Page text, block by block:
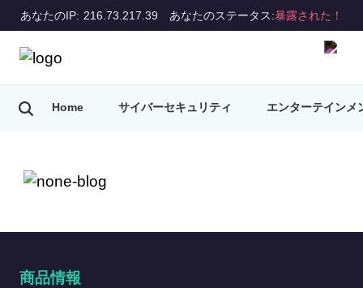
あなたのIP: 216.73.217.39 あなたのステータス:暴露された！
Home サイバーセキュリティ エンターテインメ
商品情報